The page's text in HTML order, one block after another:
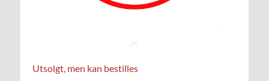
Utsolgt, men kan bestilles